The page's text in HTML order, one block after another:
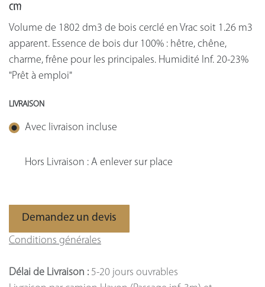
cm
Volume de 1802 dm3 de bois cerclé en Vrac soit 1.26 m3
apparent. Essence de bois dur 100% : hêtre, chêne,
charme, frêne pour les principales. Humidité Inf. 20-23%
"Prêt à emploi"
LIVRAISON
Avec livraison incluse
Hors Livraison : A enlever sur place
Demandez un devis
Conditions générales
Délai de Livraison : 5-20 jours ouvrables